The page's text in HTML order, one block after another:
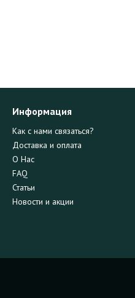
Информация
Как с нами связаться?
Доставка и оплата
О Нас
FAQ
Статьи
Новости и акции